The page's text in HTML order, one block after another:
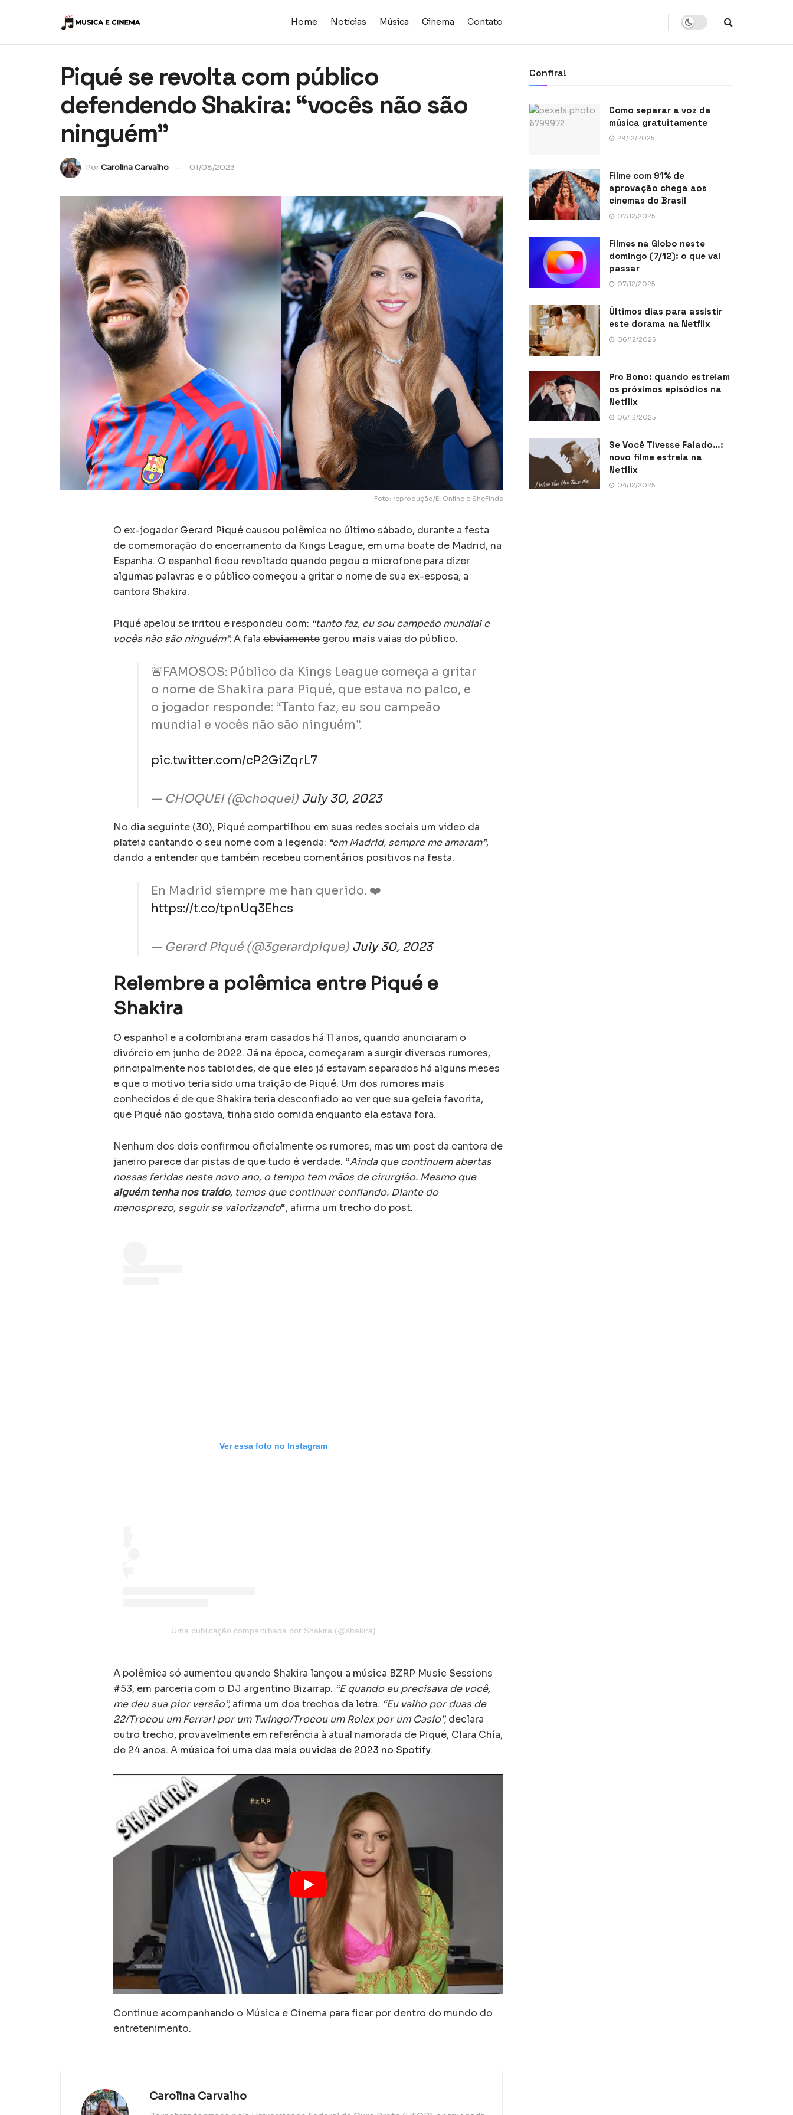
Home Notícias Música Cinema Contato
Piqué se revolta com público
defendendo Shakira: “vocês não são
ninguém”
PorCarolina Carvalho 01/08/2023
Foto: reprodução/E! Online e SheFinds
O ex-jogador Gerard Piqué causou polêmica no último sábado, durante a festa
de comemoração do encerramento da Kings League, em uma boate de Madrid, na
Espanha. O espanhol ficou revoltado quando pegou o microfone para dizer
algumas palavras e o público começou a gritar o nome de sua ex-esposa, a
cantora Shakira.
Piquéapelouse irritou e respondeu com: “tanto faz, eu sou campeão mundial e
vocês não são ninguém”.A fala obviamente gerou mais vaias do público.
🚨FAMOSOS: Público da Kings League começa a gritar
o nome de Shakira para Piqué, que estava no palco, e
o jogador responde: “Tanto faz, eu sou campeão
mundial e vocês não são ninguém”.
pic.twitter.com/cP2GiZqrL7
— CHOQUEI (@choquei) July 30, 2023
No dia seguinte (30), Piqué compartilhou em suas redes sociais um vídeo da
plateia cantando o seu nome com a legenda: “em Madrid, sempre me amaram”,
dando a entender que também recebeu comentários positivos na festa.
En Madrid siempre me han querido. ❤️
https://t.co/tpnUq3Ehcs
— Gerard Piqué (@3gerardpique) July 30, 2023
Relembre a polêmica entre Piqué e
Shakira
O espanhol e a colombiana eram casados há 11 anos, quando anunciaram o
divórcio em junho de 2022. Já na época, começaram a surgir diversos rumores,
principalmente nos tabloides, de que eles já estavam separados há alguns meses
e que o motivo teria sido uma traição de Piqué. Um dos rumores mais
conhecidos é de que Shakira teria desconfiado ao ver que sua geleia favorita,
que Piqué não gostava, tinha sido comida enquanto ela estava fora.
Nenhum dos dois confirmou oficialmente os rumores, mas um post da cantora de
janeiro parece dar pistas de que tudo é verdade. “Ainda que continuem abertas
nossas feridas neste novo ano, o tempo tem mãos de cirurgião. Mesmo que
alguém tenha nos traído, temos que continuar confiando. Diante do
menosprezo, seguir se valorizando“, afirma um trecho do post.
Ver essa foto no Instagram
Uma publicação compartilhada por Shakira (@shakira)
A polêmica só aumentou quando Shakira lançou a música BZRP Music Sessions
#53, em parceria com o DJ argentino Bizarrap. “E quando eu precisava de você,
me deu sua pior versão”, afirma um dos trechos da letra. “Eu valho por duas de
22/Trocou um Ferrari por um Twingo/Trocou um Rolex por um Casio”, declara
outro trecho, provavelmente em referência à atual namorada de Piqué, Clara Chía,
de 24 anos. A música foi uma das mais ouvidas de 2023 no Spotify.
Continue acompanhando o Música e Cinema para ficar por dentro do mundo do
entretenimento.
Carolina Carvalho
Confira!
Como separar a voz da
música gratuitamente
29/12/2025
Filme com 91% de
aprovação chega aos
cinemas do Brasil
07/12/2025
Filmes na Globo neste
domingo (7/12): o que vai
passar
07/12/2025
Últimos dias para assistir
este dorama na Netflix
06/12/2025
Pro Bono: quando estreiam
os próximos episódios na
Netflix
06/12/2025
Se Você Tivesse Falado…:
novo filme estreia na
Netflix
04/12/2025